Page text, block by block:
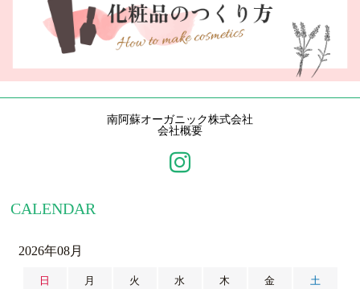
南阿蘇オーガニック株式会社
会社概要
CALENDAR
2026年08月
日 月 火 水 木 金 土